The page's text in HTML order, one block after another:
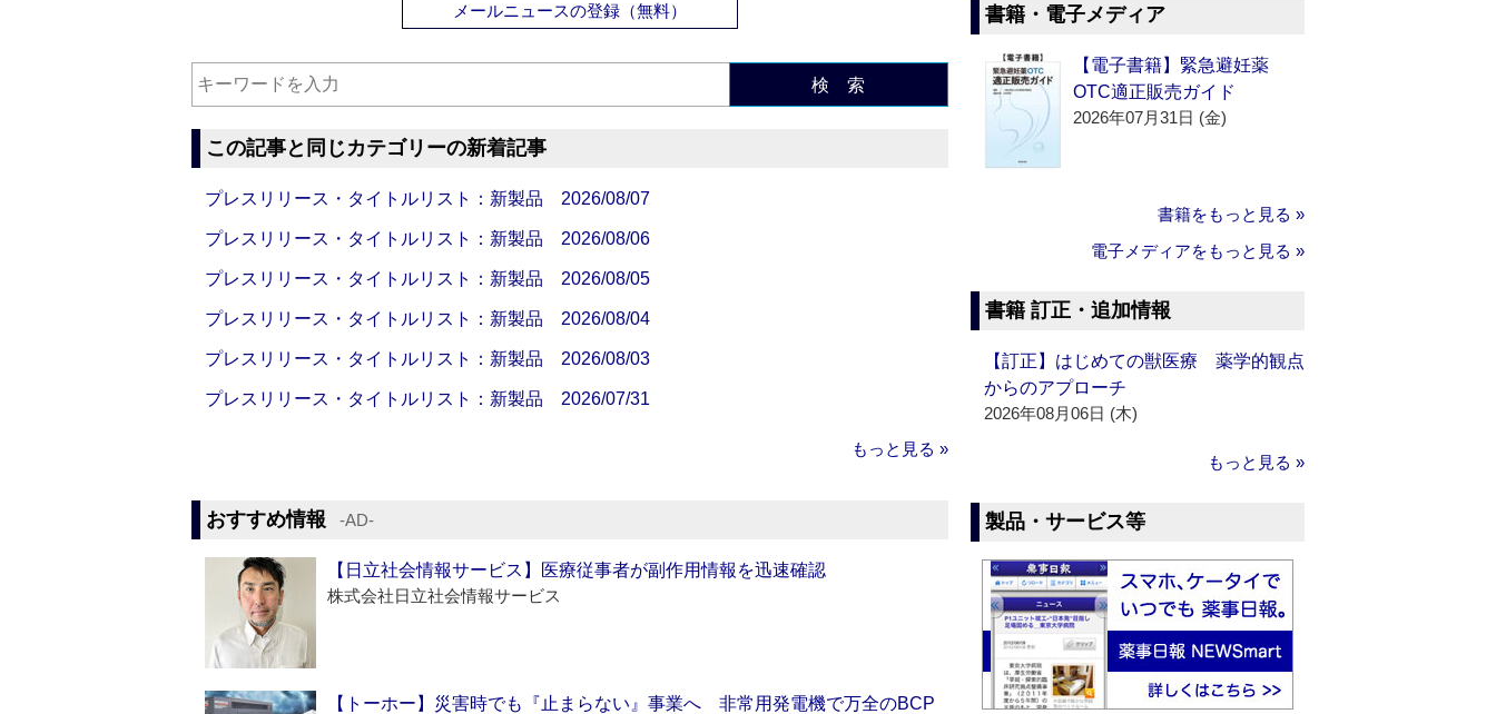
メールニュースの登録（無料）
検 索
この記事と同じカテゴリーの新着記事
プレスリリース・タイトルリスト：新製品 2026/08/07
プレスリリース・タイトルリスト：新製品 2026/08/06
プレスリリース・タイトルリスト：新製品 2026/08/05
プレスリリース・タイトルリスト：新製品 2026/08/04
プレスリリース・タイトルリスト：新製品 2026/08/03
プレスリリース・タイトルリスト：新製品 2026/07/31
もっと見る »
おすすめ情報 ‐AD‐
【日立社会情報サービス】医療従事者が副作用情報を迅速確認
株式会社日立社会情報サービス
【トーホー】災害時でも『止まらない』事業へ 非常用発電機で万全のBCP
書籍・電子メディア
【電子書籍】緊急避妊薬
OTC適正販売ガイド
2026年07月31日 (金)
書籍をもっと見る »
電子メディアをもっと見る »
書籍 訂正・追加情報
【訂正】はじめての獣医療 薬学的観点
からのアプローチ
2026年08月06日 (木)
もっと見る »
製品・サービス等